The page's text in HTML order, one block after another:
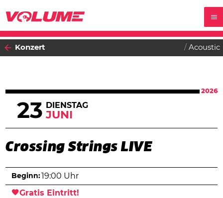
Konzert Acoustic
2026
23 DIENSTAG
JUNI
Crossing Strings LIVE
Beginn: 19:00 Uhr
Gratis Eintritt!